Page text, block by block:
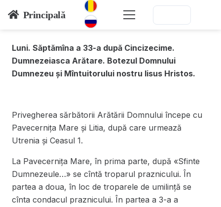
Principală
Luni. Săptămîna a 33-a după Cincizecime.
Dumnezeiasca Arătare. Botezul Domnului
Dumnezeu și Mîntuitorului nostru Iisus Hristos.
Privegherea sărbătorii Arătării Domnului începe cu
Pavecernița Mare și Litia, după care urmează
Utrenia și Ceasul 1.
La Pavecernița Mare, în prima parte, după «Sfinte
Dumnezeule…» se cîntă troparul praznicului. În
partea a doua, în loc de troparele de umilință se
cînta condacul praznicului. În partea a 3-a a